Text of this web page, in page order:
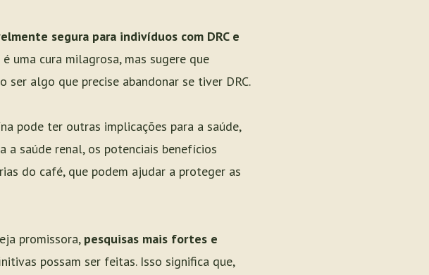
segura para indivíduos com DRC e
uma cura milagrosa, mas sugere que
algo que precise abandonar se tiver DRC.
pode ter outras implicações para a saúde,
a saúde renal, os potenciais benefícios
do café, que podem ajudar a proteger as
promissora, pesquisas mais fortes e
possam ser feitas. Isso significa que,